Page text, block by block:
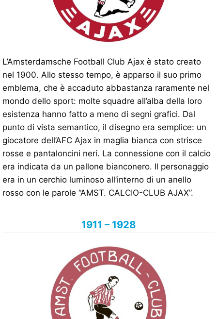
L’Amsterdamsche Football Club Ajax è stato creato
nel 1900. Allo stesso tempo, è apparso il suo primo
emblema, che è accaduto abbastanza raramente nel
mondo dello sport: molte squadre all’alba della loro
esistenza hanno fatto a meno di segni grafici. Dal
punto di vista semantico, il disegno era semplice: un
giocatore dell’AFC Ajax in maglia bianca con strisce
rosse e pantaloncini neri. La connessione con il calcio
era indicata da un pallone bianconero. Il personaggio
era in un cerchio luminoso all’interno di un anello
rosso con le parole “AMST. CALCIO-CLUB AJAX”.
1911 – 1928